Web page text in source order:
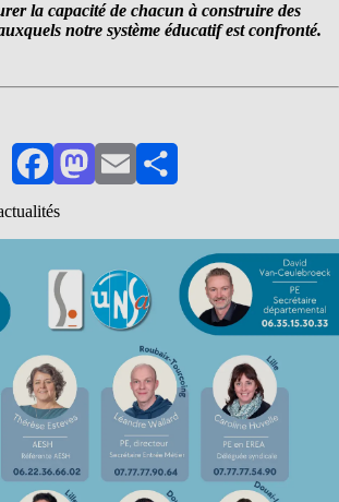
la capacité de chacun à construire des
notre système éducatif est confronté.
FacebookMastodon
EmailPartager